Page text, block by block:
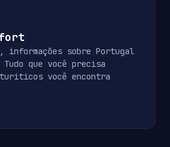
informações sobre Portugal
que você precisa
você encontra